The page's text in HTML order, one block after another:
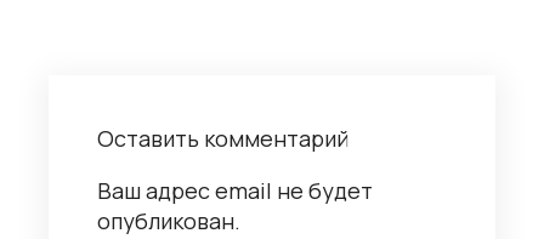
Оставить комментарий
Ваш адрес email не будет
опубликован.